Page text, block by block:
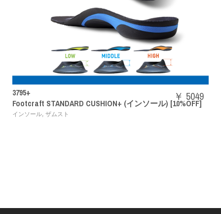
CUSHION+ (インソール) [10%OFF]
SHBAZ2M
パワークッショ